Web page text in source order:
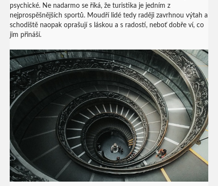
psychické. Ne nadarmo se říká, že turistika je jedním z
nejprospěšnějších sportů. Moudří lidé tedy raději zavrhnou výtah a
schodiště naopak oprašují s láskou a s radostí, neboť dobře ví, co
jim přináší.